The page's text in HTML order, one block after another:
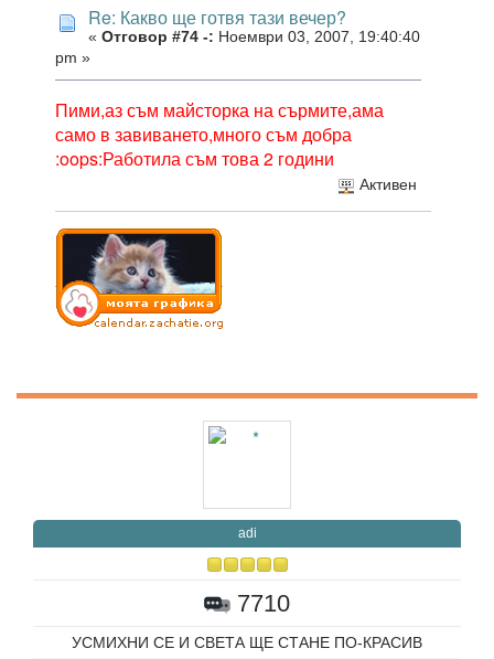
Re: Какво ще готвя тази вечер?
« Отговор #74 -: Ноември 03, 2007, 19:40:40
pm »
Пими,аз съм майсторка на сърмите,ама
само в завиването,много съм добра
:oops:Работила съм това 2 години
Активен
adi
7710
УСМИХНИ СЕ И СВЕТА ЩЕ СТАНЕ ПО-КРАСИВ